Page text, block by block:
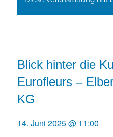
Blick hinter die
Eurofleurs –
KG
14. Juni 2025 @ 11:00